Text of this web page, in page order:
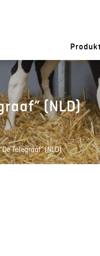
(NLD)
Telegraaf” (NLD)